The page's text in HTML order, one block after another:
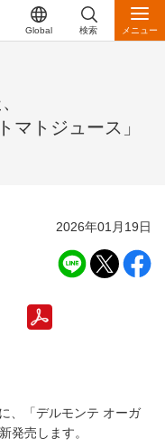
Global 検索 メニュー
マトジュース」
2026年01月19日
、「デルモンテ オーガ
発売します。